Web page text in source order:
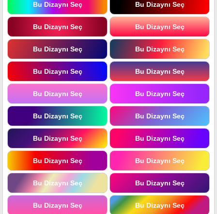
Bu Dizaynı Seç Bu Dizaynı Seç
Bu Dizaynı Seç Bu Dizaynı Seç
Bu Dizaynı Seç Bu Dizaynı Seç
Bu Dizaynı Seç Bu Dizaynı Seç
Bu Dizaynı Seç Bu Dizaynı Seç
Bu Dizaynı Seç Bu Dizaynı Seç
Bu Dizaynı Seç Bu Dizaynı Seç
Bu Dizaynı Seç Bu Dizaynı Seç
Bu Dizaynı Seç Bu Dizaynı Seç
Bu Dizaynı Seç Bu Dizaynı Seç